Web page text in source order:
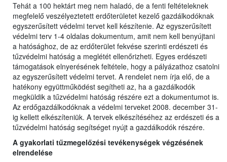
Tehát a 100 hektárt meg nem haladó, de a fenti feltételeknek
megfelelő veszélyeztetett erdőterületet kezelő gazdálkodóknak
egyszerűsített védelmi tervet kell készítenie. Az egyszerűsített
védelmi terv 1-4 oldalas dokumentum, amit nem kell benyújtani
a hatósághoz, de az erdőterület fekvése szerinti erdészeti és
tűzvédelmi hatóság a meglétét ellenőrizheti. Egyes erdészeti
támogatások elnyerésének feltétele, hogy a pályázathoz csatolni
az egyszerűsített védelmi tervet. A rendelet nem írja elő, de a
hatékony együttműködést segítheti az, ha a gazdálkodók
megküldik a tűzvédelmi hatóság részére ezt a dokumentumot is.
Az erdőgazdálkodóknak a védelmi terveket 2008. december 31-
ig kellett elkészíteniük. A tervek elkészítéséhez az erdészeti és a
tűzvédelmi hatóság segítséget nyújt a gazdálkodók részére.
A gyakorlati tűzmegelőzési tevékenységek végzésének
elrendelése